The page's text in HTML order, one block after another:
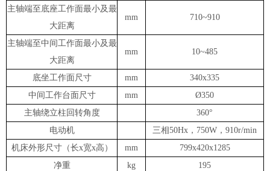
主轴端至底座工作面最小及最
大距离
mm 710~910
主轴端至中间工作面最小及最
大距离
mm 10~485
底坐工作面尺寸 mm
340x335
中间工作台面尺寸
mm
Ø350
主轴绕立柱回转角度
360°
电动机
三相50Hx，750W，910r/min
机床外形尺寸（长x宽x高）
mm
799x420x1285
净重
kg 195